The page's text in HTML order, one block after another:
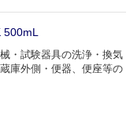
・試験器具の洗浄・換気
庫外側・便器、便座等の